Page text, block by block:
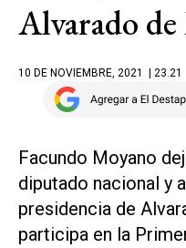
Alvarado
10 DE NOVIEMBRE, 2021 | 23.21
Facundo Moyano
diputado nacional y
presidencia de
participa en la